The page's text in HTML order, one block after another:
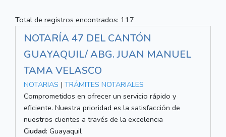
Total de registros encontrados: 117
NOTARÍA 47 DEL CANTÓN
GUAYAQUIL/ ABG. JUAN MANUEL
TAMA VELASCO
NOTARIAS | TRÁMITES NOTARIALES
Comprometidos en ofrecer un servicio rápido y
eficiente. Nuestra prioridad es la satisfacción de
nuestros clientes a través de la excelencia
Ciudad: Guayaquil